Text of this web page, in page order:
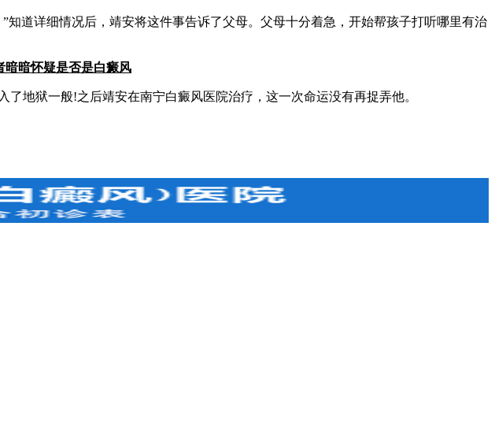
道详细情况后，靖安将这件事告诉了父母。父母十分着急，开始帮孩子打听哪里有治
暗暗怀疑是否是白癜风
狱一般!之后靖安在南宁白癜风医院治疗，这一次命运没有再捉弄他。